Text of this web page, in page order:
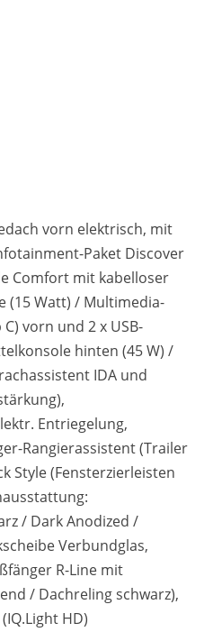
vorn elektrisch, mit
Paket Discover
Comfort mit kabelloser
(15 Watt) / Multimedia-
vorn und 2 x USB-
hinten (45 W) /
IDA und
Entriegelung,
Rangierassistent (Trailer
Style (Fensterzierleisten
/ Dark Anodized /
Verbundglas,
R-Line mit
/ Dachreling schwarz),
HD)